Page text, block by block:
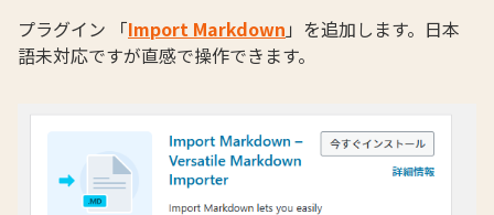
プラグイン 「Import Markdown 」を追加します。日本
語未対応ですが直感で操作できます。